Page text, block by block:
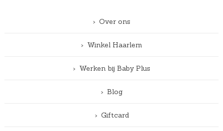
Over ons
Winkel Haarlem
Werken bij Baby Plus
Blog
Giftcard